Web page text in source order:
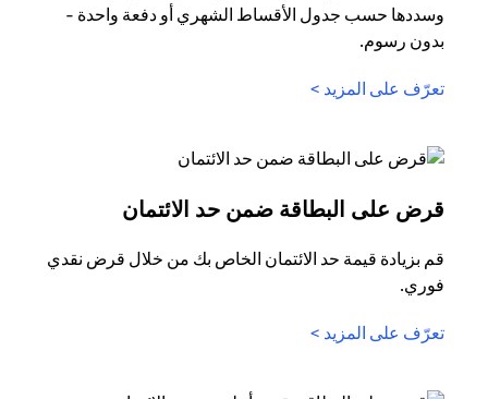
وسددها حسب جدول الأقساط الشهري أو دفعة واحدة -
بدون رسوم.
تعرّف على المزيد >
قرض على البطاقة ضمن حد الائتمان
قم بزيادة قيمة حد الائتمان الخاص بك من خلال قرض نقدي
فوري.
تعرّف على المزيد >